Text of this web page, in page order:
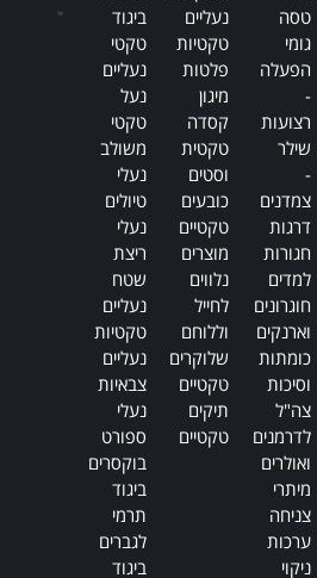
טסה
גומי
הפעלה
-
רצועות
שילר
-
צמדנים
דרגות
חגורות
למדים
חוגרונים
וארנקים
כומתות
וסיכות
צה"ל
לדרמנים
ואולרים
מיתרי
צניחה
ערכות
ניקוי
נעליים
טקטיות
פלטות
מיגון
קסדה
טקטית
וסטים
כובעים
טקטיים
מוצרים
נלווים
לחייל
וללוחם
שלוקרים
טקטיים
תיקים
טקטיים
ביגוד
טקטי
נעליים
נעל
טקטי
משולב
נעלי
טיולים
נעלי
ריצת
שטח
נעליים
טקטיות
נעליים
צבאיות
נעלי
ספורט
בוקסרים
ביגוד
תרמי
לגברים
ביגוד